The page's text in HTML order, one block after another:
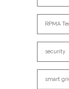
RPMA
security
smart